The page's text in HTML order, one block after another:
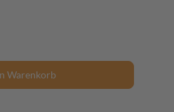
Warenkorb